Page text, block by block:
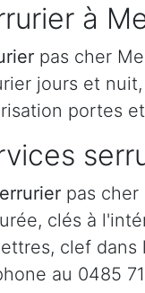
à
pas cher
jours et
portes
pas
clés à
clef dans
au 0485